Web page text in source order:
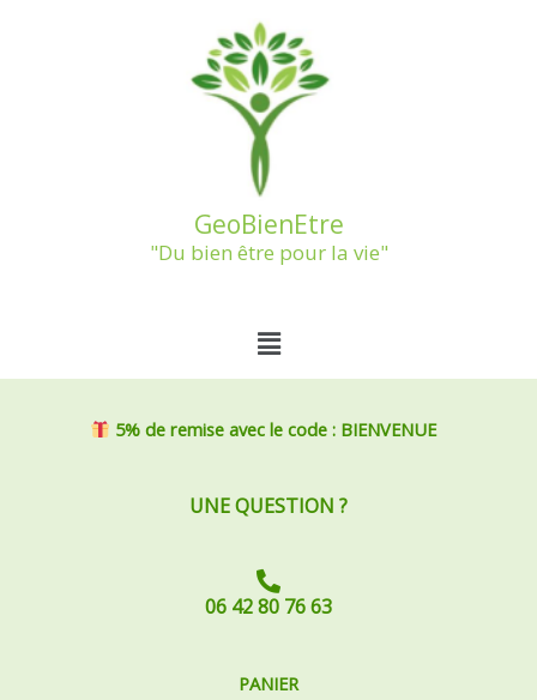
GeoBienEtre
"Du bien être pour la vie"
Menu
5% de remise avec le code : BIENVENUE
UNE QUESTION ?
06 42 80 76 63
PANIER